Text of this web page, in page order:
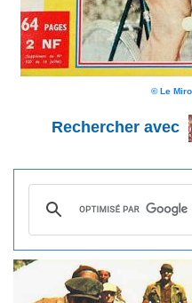
© Le
Rechercher avec